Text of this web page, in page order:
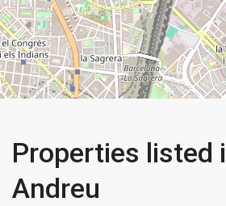
Properties listed
Andreu